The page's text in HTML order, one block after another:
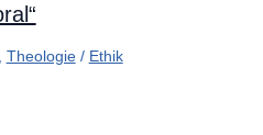
Theologie/ Ethik